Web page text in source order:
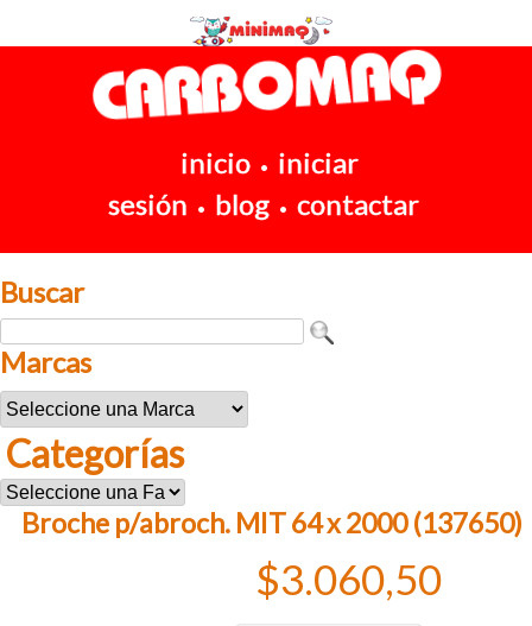
inicio • iniciar
sesión • blog • contactar
Buscar
Marcas
Categorías
Broche p/abroch. MIT 64 x 2000 (137650)
$3.060,50